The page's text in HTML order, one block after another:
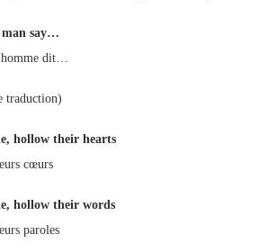
man say…
dit…
traduction)
hollow their hearts
cœurs
hollow their words
paroles